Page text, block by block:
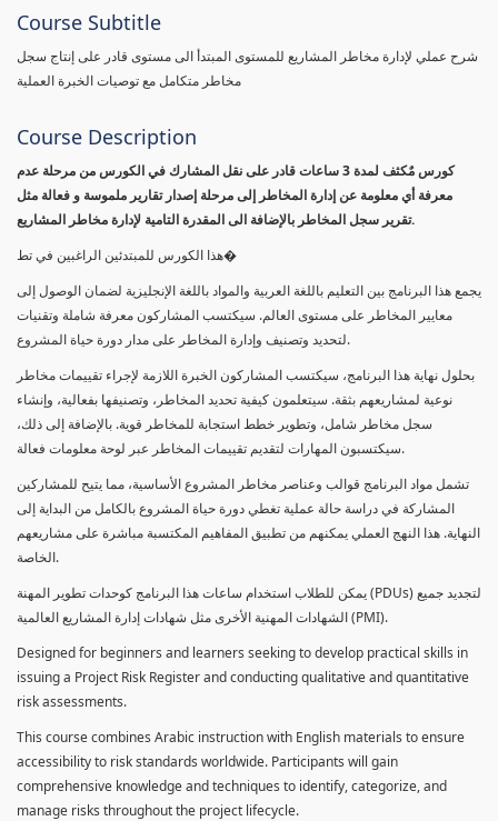
Course Subtitle
شرح عملي لإدارة مخاطر المشاريع للمستوى المبتدأ الى مستوى قادر على إنتاج سجل
مخاطر متكامل مع توصيات الخبرة العملية
Course Description
كورس مٌكثف لمدة 3 ساعات قادر على نقل المشارك في الكورس من مرحلة عدم
معرفة أي معلومة عن إدارة المخاطر إلى مرحلة إصدار تقارير ملموسة و فعالة مثل
تقرير سجل المخاطر بالإضافة الى المقدرة التامية لإدارة مخاطر المشاريع.
هذا الكورس للمبتدئين الراغبين في تط�
يجمع هذا البرنامج بين التعليم باللغة العربية والمواد باللغة الإنجليزية لضمان الوصول إلى
معايير المخاطر على مستوى العالم. سيكتسب المشاركون معرفة شاملة وتقنيات
لتحديد وتصنيف وإدارة المخاطر على مدار دورة حياة المشروع.
بحلول نهاية هذا البرنامج، سيكتسب المشاركون الخبرة اللازمة لإجراء تقييمات مخاطر
نوعية لمشاريعهم بثقة. سيتعلمون كيفية تحديد المخاطر، وتصنيفها بفعالية، وإنشاء
سجل مخاطر شامل، وتطوير خطط استجابة للمخاطر قوية. بالإضافة إلى ذلك،
سيكتسبون المهارات لتقديم تقييمات المخاطر عبر لوحة معلومات فعالة.
تشمل مواد البرنامج قوالب وعناصر مخاطر المشروع الأساسية، مما يتيح للمشاركين
المشاركة في دراسة حالة عملية تغطي دورة حياة المشروع بالكامل من البداية إلى
النهاية. هذا النهج العملي يمكنهم من تطبيق المفاهيم المكتسبة مباشرة على مشاريعهم
الخاصة.
يمكن للطلاب استخدام ساعات هذا البرنامج كوحدات تطوير المهنة (PDUs) لتجديد جميع
الشهادات المهنية الأخرى مثل شهادات إدارة المشاريع العالمية (PMI).
Designed for beginners and learners seeking to develop practical skills in
issuing a Project Risk Register and conducting qualitative and quantitative
risk assessments.
This course combines Arabic instruction with English materials to ensure
accessibility to risk standards worldwide. Participants will gain
comprehensive knowledge and techniques to identify, categorize, and
manage risks throughout the project lifecycle.